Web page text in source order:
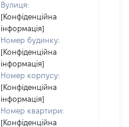
Вулиця:
[Конфіденційна
інформація]
Номер будинку:
[Конфіденційна
інформація]
Номер корпусу:
[Конфіденційна
інформація]
Номер квартири:
[Конфіденційна